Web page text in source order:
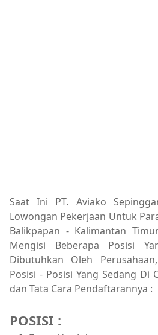
Saat Ini PT. Aviako
Lowongan Pekerjaan Untuk
Balikpapan - Kalimantan
Mengisi Beberapa Posisi
Dibutuhkan Oleh
Posisi - Posisi Yang Sedang Di
dan Tata Cara Pendaftarannya :
POSISI :